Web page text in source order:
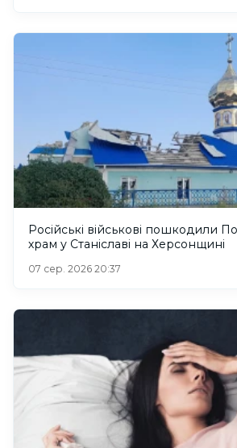
Російські військові пошкодили
храм у Станіславі на Херсонщині
07 сер. 2026 20:37